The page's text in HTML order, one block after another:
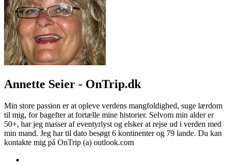
Annette Seier - OnTrip.dk
Min store passion er at opleve verdens mangfoldighed, suge lærdom
til mig, for bagefter at fortælle mine historier. Selvom min alder er
50+, har jeg masser af eventyrlyst og elsker at rejse ud i verden med
min mand. Jeg har til dato besøgt 6 kontinenter og 79 lande. Du kan
kontakte mig på OnTrip (a) outlook.com